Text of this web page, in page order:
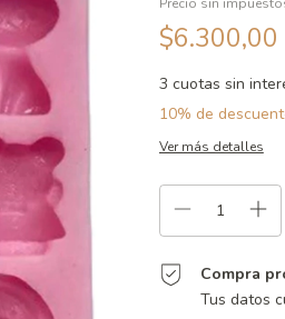
$6.300,00
3 cuotas sin
10% de
Ver más detalles
Compra
Tus datos